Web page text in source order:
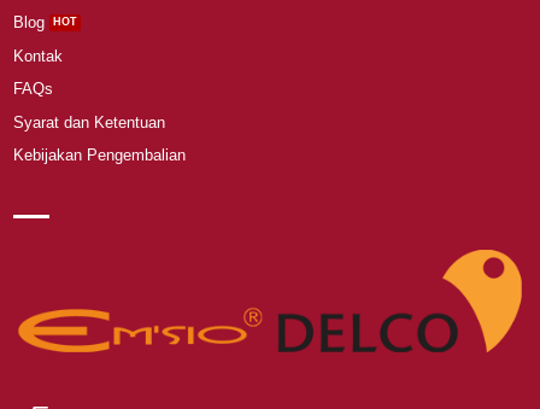
Blog
Kontak
FAQs
Syarat dan Ketentuan
Kebijakan Pengembalian